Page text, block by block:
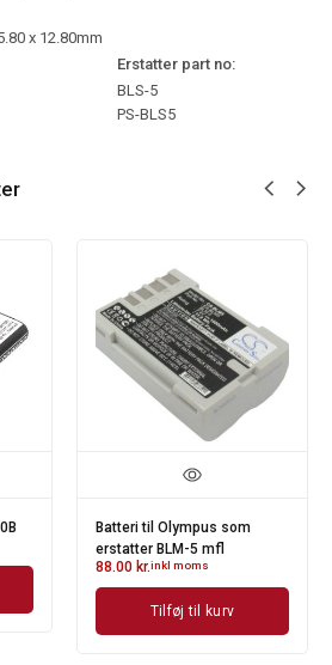
x 12.80mm
Erstatter part no:
BLS-5
PS-BLS5
Batteri til Olympus som
erstatter BLM-5 mfl
88.00 kr.inkl moms
Tilføj til kurv